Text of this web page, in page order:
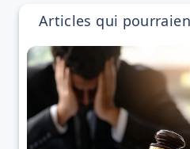
Articles qui